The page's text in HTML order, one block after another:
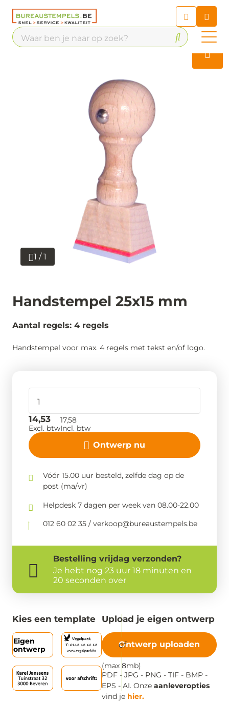
Chat 24/7 met onze chatbot
voor hulp
Contact
1 / 1
Handstempel 25x15 mm
Aantal regels: 4 regels
Handstempel voor max. 4 regels met tekst en/of logo.
Ontwerp nu
14,53
Excl. btw
17,58
Incl. btw
Vóór 15.00 uur besteld, zelfde dag op de
post (ma/vr)
Helpdesk 7 dagen per week van 08.00-22.00
012 60 02 35 / verkoop@bureaustempels.be
Bestelling vrijdag verzonden?
Je hebt nog 23 uur 18 minuten en
20 seconden over
Kies een template
Eigen
ontwerp
Upload je eigen ontwerp
Ontwerp uploaden
(max 8mb)
PDF - JPG - PNG - TIF - BMP -
EPS - AI. Onze aanleveropties
vind je hier.